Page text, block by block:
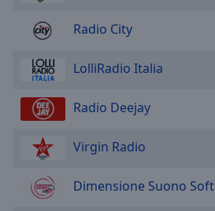
Radio City
LolliRadio Italia
Radio Deejay
Virgin Radio
Dimensione Suono Soft